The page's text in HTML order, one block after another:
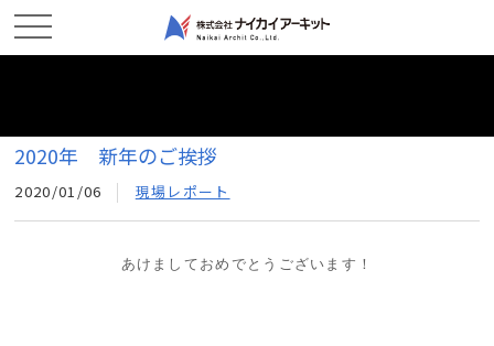
2020年 新年のご挨拶
2020/01/06 現場レポート
あけましておめでとうございます！